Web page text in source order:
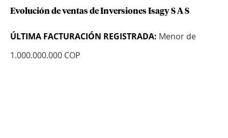
Evolución de ventas de Inversiones Isagy S A S
ÚLTIMA FACTURACIÓN REGISTRADA: Menor de
1.000.000.000 COP